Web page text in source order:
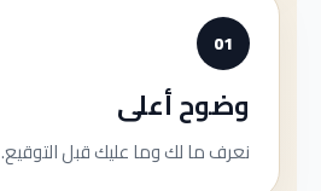
01
وضوح أعلى
نعرف ما لك وما عليك قبل التوقيع.